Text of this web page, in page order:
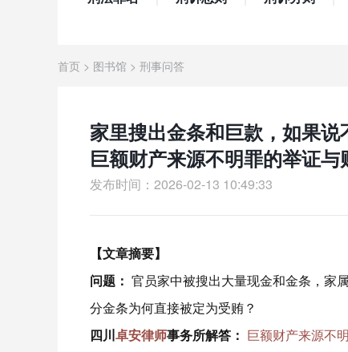
首页 > 图书馆 > 刑事问答
家里搜出金条和巨款，如果说
巨额财产来源不明罪的举证
发布时间：2026-02-13 10:49:33
【文章摘要】
问题： 官员家中被搜出大量现金和金条，家
分金条为何直接被定为受贿？
四川卓安律师事务所解答： 巨额财产来源不